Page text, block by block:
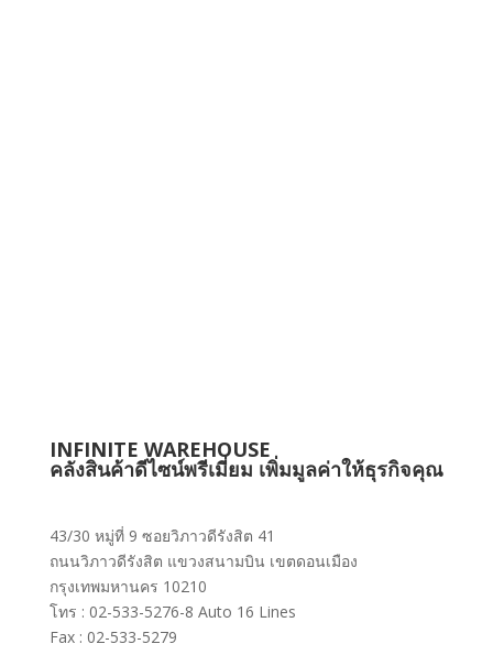
INFINITE WAREHOUSE
คลังสินค้าดีไซน์พรีเมี่ยม เพิ่มมูลค่าให้ธุรกิจคุณ
43/30 หมู่ที่ 9 ซอยวิภาวดีรังสิต 41
ถนนวิภาวดีรังสิต แขวงสนามบิน เขตดอนเมือง
กรุงเทพมหานคร 10210
โทร : 02-533-5276-8 Auto 16 Lines
Fax : 02-533-5279